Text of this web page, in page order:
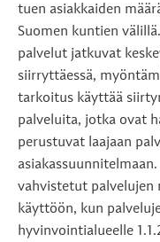
tuen asiakkaiden
Suomen kuntien
palvelut jatkuvat
siirryttäessä,
tarkoitus käyttää
palveluita, jotka ovat
perustuvat laajaan
vahvistetut palvelujen
käyttöön, kun
hyvinvointialueelle